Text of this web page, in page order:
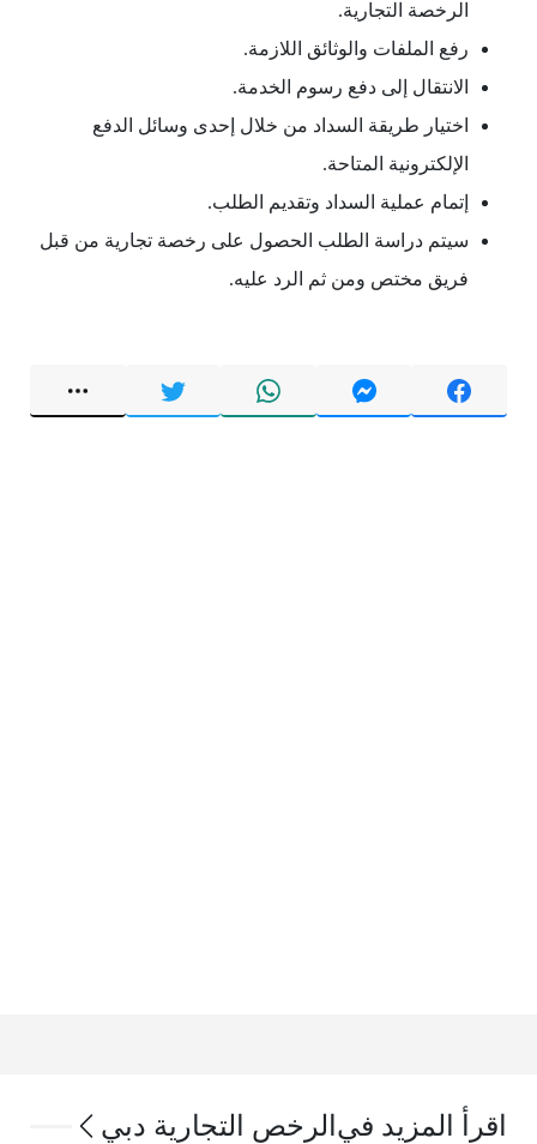
الرخصة التجارية.
رفع الملفات والوثائق اللازمة.
الانتقال إلى دفع رسوم الخدمة.
اختيار طريقة السداد من خلال إحدى وسائل الدفع
الإلكترونية المتاحة.
إتمام عملية السداد وتقديم الطلب.
سيتم دراسة الطلب الحصول على رخصة تجارية من قبل
فريق مختص ومن ثم الرد عليه.
اقرأ المزيد في الرخص التجارية دبي